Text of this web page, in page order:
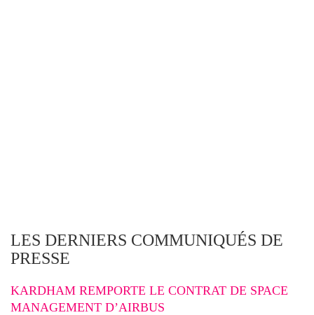
LES DERNIERS COMMUNIQUÉS DE
PRESSE
KARDHAM REMPORTE LE CONTRAT DE SPACE
MANAGEMENT D’AIRBUS